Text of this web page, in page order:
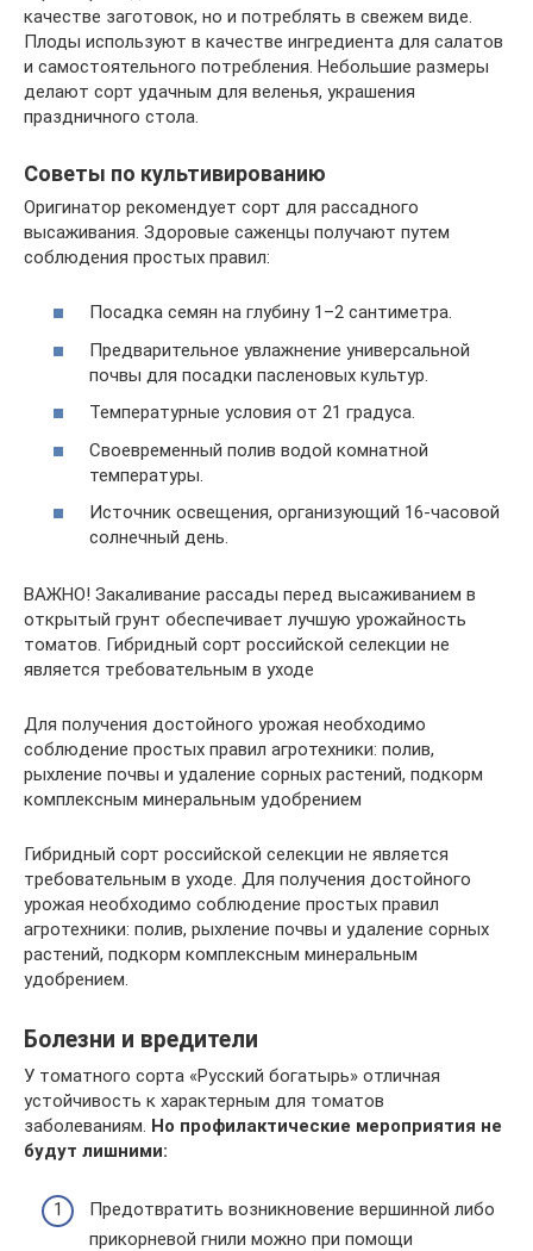
качестве заготовок, но и потреблять в свежем виде.
Плоды используют в качестве ингредиента для салатов
и самостоятельного потребления. Небольшие размеры
делают сорт удачным для веленья, украшения
праздничного стола.
Советы по культивированию
Оригинатор рекомендует сорт для рассадного
высаживания. Здоровые саженцы получают путем
соблюдения простых правил:
Посадка семян на глубину 1–2 сантиметра.
Предварительное увлажнение универсальной
почвы для посадки пасленовых культур.
Температурные условия от 21 градуса.
Своевременный полив водой комнатной
температуры.
Источник освещения, организующий 16-часовой
солнечный день.
ВАЖНО! Закаливание рассады перед высаживанием в
открытый грунт обеспечивает лучшую урожайность
томатов. Гибридный сорт российской селекции не
является требовательным в уходе
Для получения достойного урожая необходимо
соблюдение простых правил агротехники: полив,
рыхление почвы и удаление сорных растений, подкорм
комплексным минеральным удобрением
Гибридный сорт российской селекции не является
требовательным в уходе. Для получения достойного
урожая необходимо соблюдение простых правил
агротехники: полив, рыхление почвы и удаление сорных
растений, подкорм комплексным минеральным
удобрением.
Болезни и вредители
У томатного сорта «Русский богатырь» отличная
устойчивость к характерным для томатов
заболеваниям. Но профилактические мероприятия не
будут лишними:
Предотвратить возникновение вершинной либо
прикорневой гнили можно при помощи